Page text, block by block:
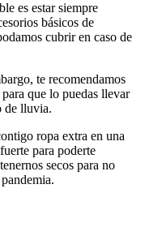
es estar siempre
básicos de
cubrir en caso de
te recomendamos
que lo puedas llevar
de lluvia.
ropa extra en una
para poderte
secos para no